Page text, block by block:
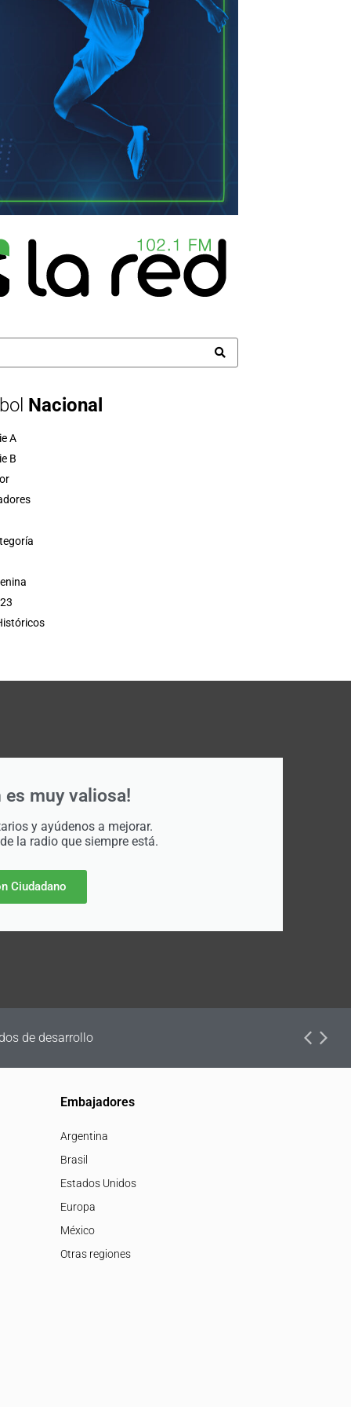
Nacional
A
B
es muy valiosa!
y ayúdenos a mejorar.
la radio que siempre está.
Ciudadano
de desarrollo
Embajadores
Argentina
Brasil
Estados Unidos
Europa
México
Otras regiones